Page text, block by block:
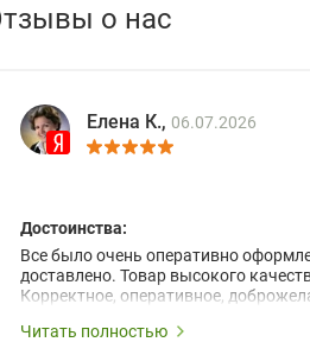
о нас
Елена К., 06.07.2026
Достоинства:
Все было очень оперативно
доставлено. Товар высокого
Корректное, оперативное,
Читать полностью